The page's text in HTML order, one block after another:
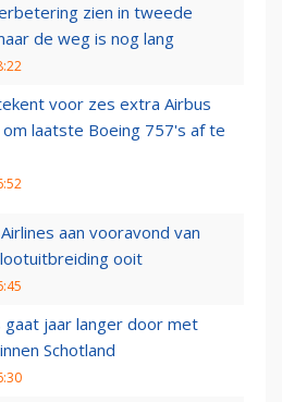
zien in tweede
de weg is nog lang
voor zes extra Airbus
laatste Boeing 757's af te
aan vooravond van
ooit
gaat jaar langer door met
Schotland